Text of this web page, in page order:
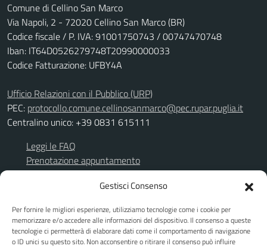
Gestisci Consenso
Per fornire le migliori esperienze, utilizziamo tecnologie come i cookie per
memorizzare e/o accedere alle informazioni del dispositivo. Il consenso a queste
tecnologie ci permetterà di elaborare dati come il comportamento di navigazione
o ID unici su questo sito. Non acconsentire o ritirare il consenso può influire
Comune di Cellino San Marco
Via Napoli, 2 - 72020 Cellino San Marco (BR)
Codice fiscale / P. IVA: 91001750743 / 00747470748
Iban: IT64D0526279748T20990000033
Codice Fatturazione: UFBY4A
Ufficio Relazioni con il Pubblico (URP)
PEC: protocollo.comune.cellinosanmarco@pec.rupar.puglia.it
Centralino unico: +39 0831 615111
Leggi le FAQ
Prenotazione appuntamento
Richiesta assistenza
Segnalazione disservizio
Albo Pretorio
Amministrazione trasparente
TuttoGare